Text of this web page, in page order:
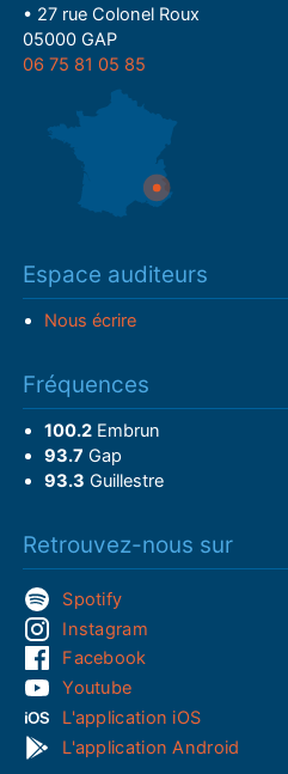
• 27 rue Colonel Roux
05000 GAP
06 75 81 05 85
Espace auditeurs
Nous écrire
Fréquences
100.2Embrun
93.7 Gap
93.3 Guillestre
Retrouvez-nous sur
Spotify
Instagram
Facebook
Youtube
L'application iOS
L'application Android